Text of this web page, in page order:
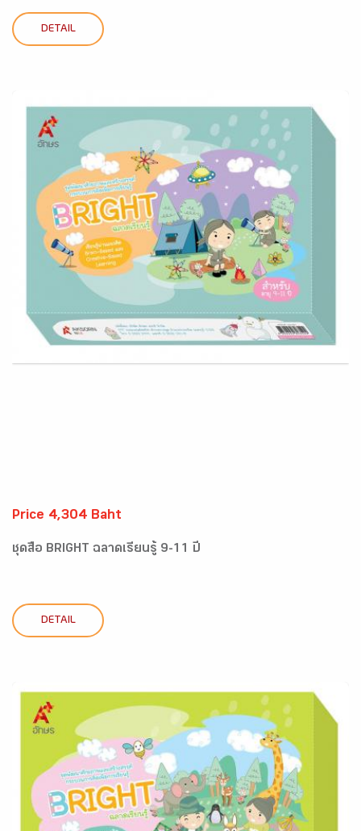
DETAIL
Price 4,304 Baht
ชุดสื่อ BRIGHT ฉลาดเรียนรู้ 9-11 ปี
DETAIL